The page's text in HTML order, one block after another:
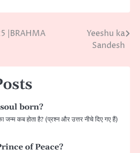
|BRAHMA
Yeeshu ka
Sandesh
born?
कब होता है? (प्रश्न और उत्तर नीचे दिए गए हैं)
of Peace?